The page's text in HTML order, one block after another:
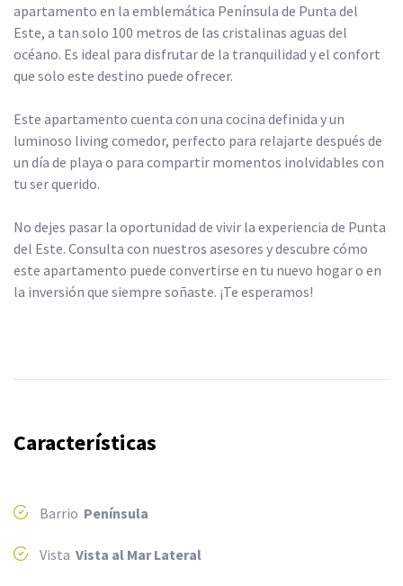
apartamento en la emblemática Península de Punta del
Este, a tan solo 100 metros de las cristalinas aguas del
océano. Es ideal para disfrutar de la tranquilidad y el confort
que solo este destino puede ofrecer.
Este apartamento cuenta con una cocina definida y un
luminoso living comedor, perfecto para relajarte después de
un día de playa o para compartir momentos inolvidables con
tu ser querido.
No dejes pasar la oportunidad de vivir la experiencia de Punta
del Este. Consulta con nuestros asesores y descubre cómo
este apartamento puede convertirse en tu nuevo hogar o en
la inversión que siempre soñaste. ¡Te esperamos!
Características
Barrio Península
Vista Vista al Mar Lateral